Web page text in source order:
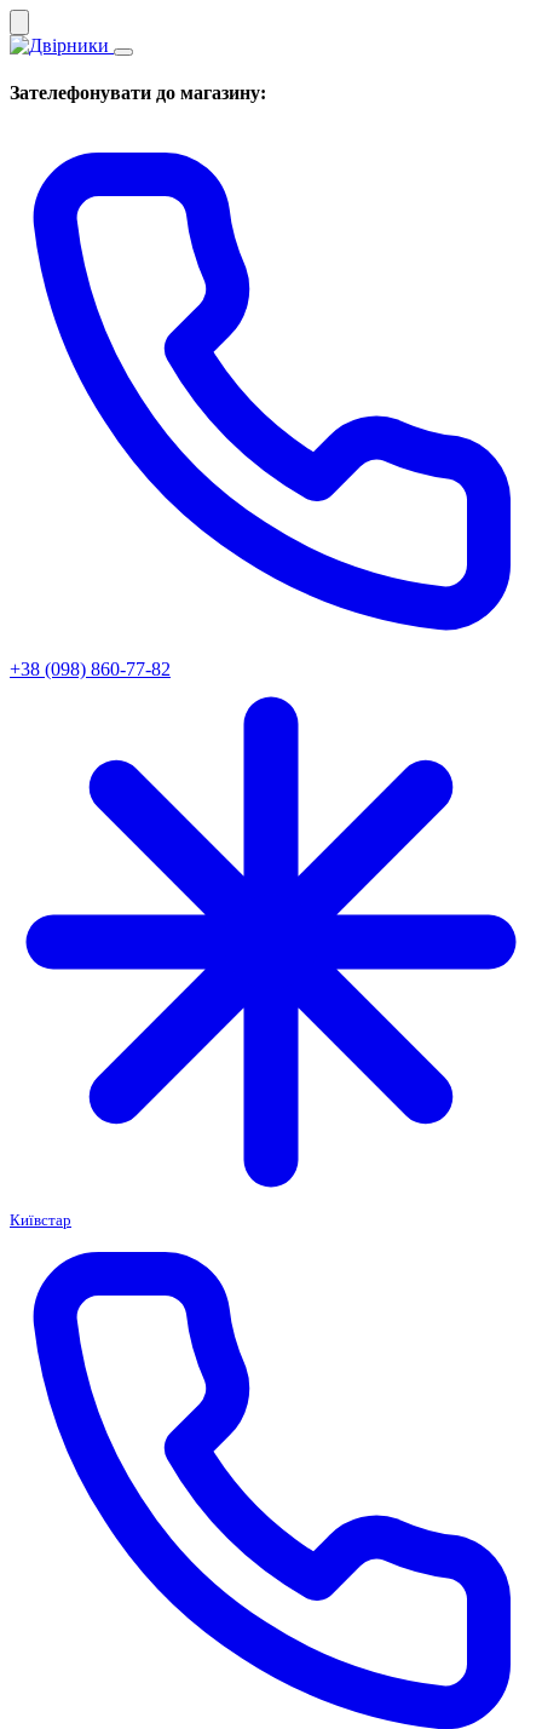
Зателефонувати до магазину:
+38 (098) 860-77-82
Київстар